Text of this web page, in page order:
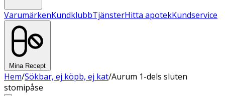
VarumärkenKundklubbTjänsterHitta apotekKundservice
Mina Recept
Hem/Sökbar, ej köpb, ej kat/Aurum 1-dels sluten
stomipåse